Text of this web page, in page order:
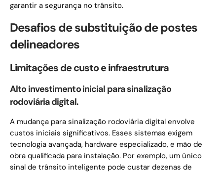
garantir a segurança no trânsito.
Desafios de substituição de postes
delineadores
Limitações de custo e infraestrutura
Alto investimento inicial para sinalização
rodoviária digital.
A mudança para sinalização rodoviária digital envolve
custos iniciais significativos. Esses sistemas exigem
tecnologia avançada, hardware especializado, e mão de
obra qualificada para instalação. Por exemplo, um único
sinal de trânsito inteligente pode custar dezenas de